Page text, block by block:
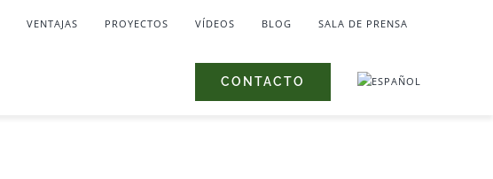
VENTAJAS PROYECTOS VÍDEOS BLOG SALA DE PRENSA
CONTACTO